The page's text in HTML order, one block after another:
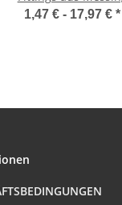
1,47 € - 17,97 €*